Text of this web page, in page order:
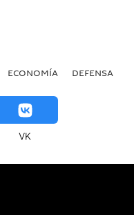
ECONOMÍA DEFENSA
VK